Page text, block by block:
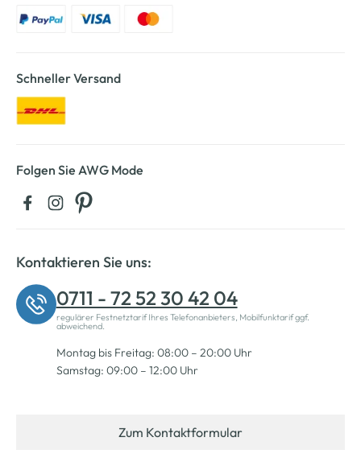
Schneller Versand
Folgen Sie AWG Mode
Kontaktieren Sie uns:
0711 - 72 52 30 42 04
regulärer Festnetztarif Ihres Telefonanbieters, Mobilfunktarif ggf.
abweichend.
Montag bis Freitag: 08:00 – 20:00 Uhr
Samstag: 09:00 – 12:00 Uhr
Zum Kontaktformular